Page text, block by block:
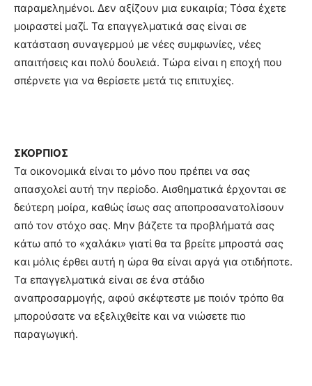
παραμελημένοι. Δεν αξίζουν μια ευκαιρία; Τόσα έχετε
μοιραστεί μαζί. Τα επαγγελματικά σας είναι σε
κατάσταση συναγερμού με νέες συμφωνίες, νέες
απαιτήσεις και πολύ δουλειά. Τώρα είναι η εποχή που
σπέρνετε για να θερίσετε μετά τις επιτυχίες.
ΣΚΟΡΠΙΟΣ
Τα οικονομικά είναι το μόνο που πρέπει να σας
απασχολεί αυτή την περίοδο. Αισθηματικά έρχονται σε
δεύτερη μοίρα, καθώς ίσως σας αποπροσανατολίσουν
από τον στόχο σας. Μην βάζετε τα προβλήματά σας
κάτω από το «χαλάκι» γιατί θα τα βρείτε μπροστά σας
και μόλις έρθει αυτή η ώρα θα είναι αργά για οτιδήποτε.
Τα επαγγελματικά είναι σε ένα στάδιο
αναπροσαρμογής, αφού σκέφτεστε με ποιόν τρόπο θα
μπορούσατε να εξελιχθείτε και να νιώσετε πιο
παραγωγική.